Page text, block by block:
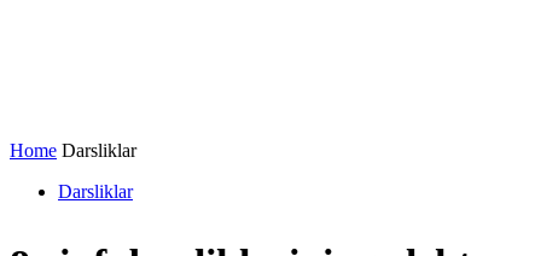
Home Darsliklar
Darsliklar